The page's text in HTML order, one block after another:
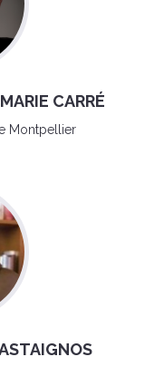
CARRÉ
Montpellier